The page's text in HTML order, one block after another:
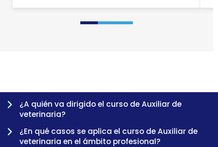
0 1 2 3 4 5 6
¿A quién va dirigido el curso de Auxiliar de
veterinaria?
¿En qué casos se aplica el curso de Auxiliar de
veterinaria en el ámbito profesional?